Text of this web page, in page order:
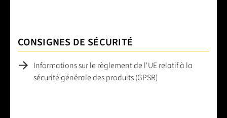
CONSIGNES DE SÉCURITÉ
Informations sur le règlement de l'UE relatif à la
sécurité générale des produits (GPSR)